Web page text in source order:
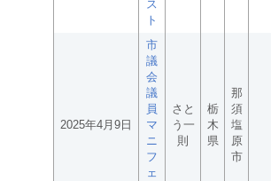
ス
ト
2025年4月9日
市
議
会
議
員
マ
ニ
フ
ェ
さと
う一
則
栃
木
県
那
須
塩
原
市